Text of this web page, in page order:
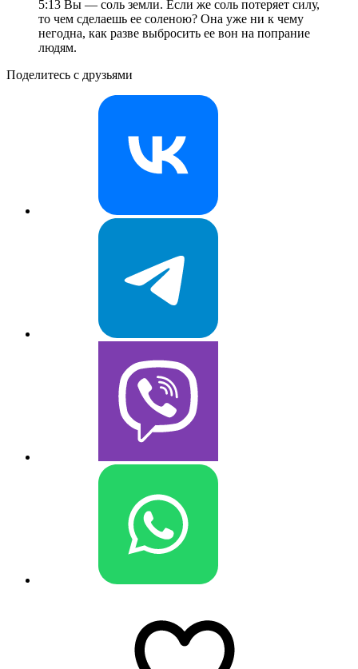
5:13 Вы — соль земли. Если же соль потеряет силу,
то чем сделаешь ее соленою? Она уже ни к чему
негодна, как разве выбросить ее вон на попрание
людям.
Поделитесь с друзьями